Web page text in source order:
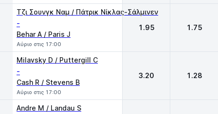
Τζι Σουνγκ Ναμ / Πάτρικ Νίκλας-Σάλμινεν
-
Behar A / Paris J
Αύριο στις 17:00
1.95 1.75
Milavsky D / Puttergill C
-
Cash R / Stevens B
Αύριο στις 17:00
3.20 1.28
Andre M / Landau S